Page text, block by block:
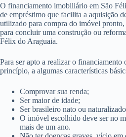
O financiamento imobiliário em São
de empréstimo que facilita a aquisição
utilizado para compra do imóvel
para concluir uma construção ou
Félix do Araguaia.
Para ser apto a realizar o financiamento
princípio, a algumas características
Comprovar sua renda;
Ser maior de idade;
Ser brasileiro nato ou
O imóvel escolhido deve ser no
mais de um ano.